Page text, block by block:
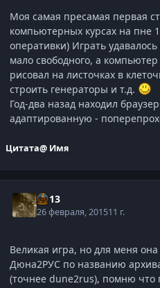
Моя самая пресамая первая
компьютерных курсах на пне
оперативки) Играть
мало свободного, а
рисовал на листочках в
строить генераторы и т.д.
Год-два назад находил
адаптированную -
Цитата@ Имя
kl-13
26 февраля, 201511 г.
Великая игра, но для меня
Дюна2РУС по названию
(точнее dune2rus), помню что